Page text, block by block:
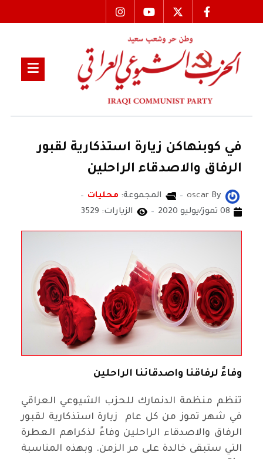
في كوبنهاكن زيارة استذكارية لقبور
الرفاق والاصدقاء الراحلين
By
oscar المجموعة: محليات
08 تموز/يوليو 2020
الزيارات: 3529
وفاءً لرفاقنا واصدقائنا الراحلين
تنظم منظمة الدنمارك للحزب الشيوعي العراقي
في شهر تموز من كل عام زيارة استذكارية لقبور
الرفاق والاصدقاء الراحلين وفاءً لذكراهم العطرة
التي ستبقى خالدة على مر الزمن. وبهذه المناسبة